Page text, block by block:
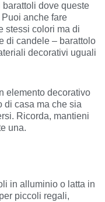
dove queste
anche fare
stessi colori ma di
di candele – barattolo
decorativi uguali
elemento decorativo
di casa ma che sia
Ricorda, mantieni
una.
in alluminio o latta in
piccoli regali,